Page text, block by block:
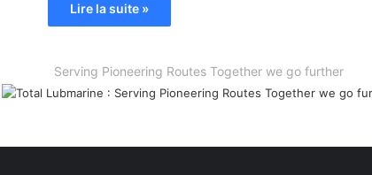
Lire la suite »
Serving Pioneering Routes Together we go further